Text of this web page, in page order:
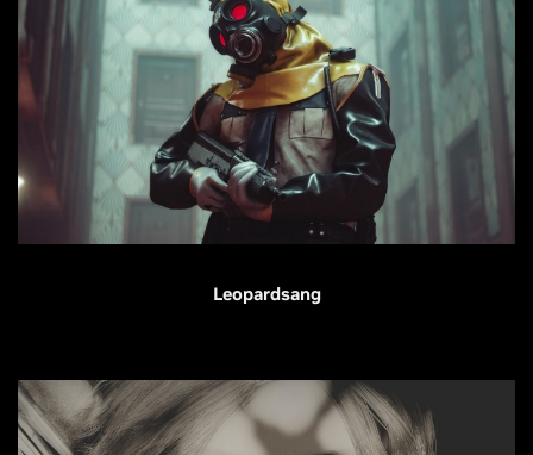
Leopardsang